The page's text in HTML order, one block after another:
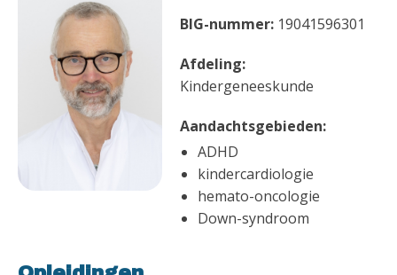
BIG-nummer: 19041596301
Afdeling:
Kindergeneeskunde
Aandachtsgebieden:
ADHD
kindercardiologie
hemato-oncologie
Down-syndroom